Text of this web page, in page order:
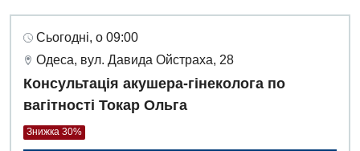
Сьогодні, о 09:00
Одеса, вул. Давида Ойстраха, 28
Консультація акушера-гінеколога по
вагітності Токар Ольга
Знижка 30%